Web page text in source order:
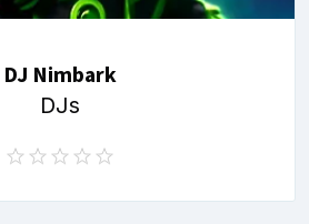
DJ Nimbark
DJs